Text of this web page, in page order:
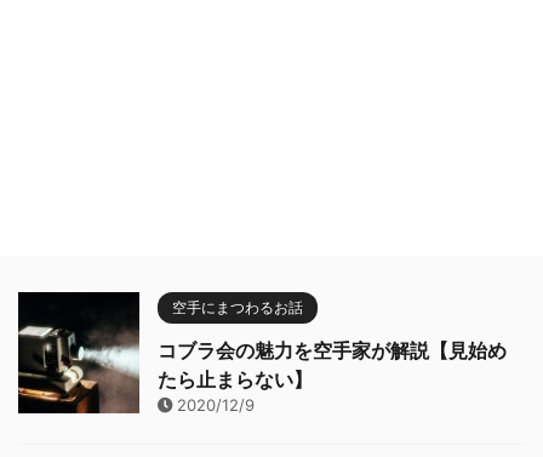
空手にまつわるお話
コブラ会の魅力を空手家が解説【見始め
たら止まらない】
2020/12/9